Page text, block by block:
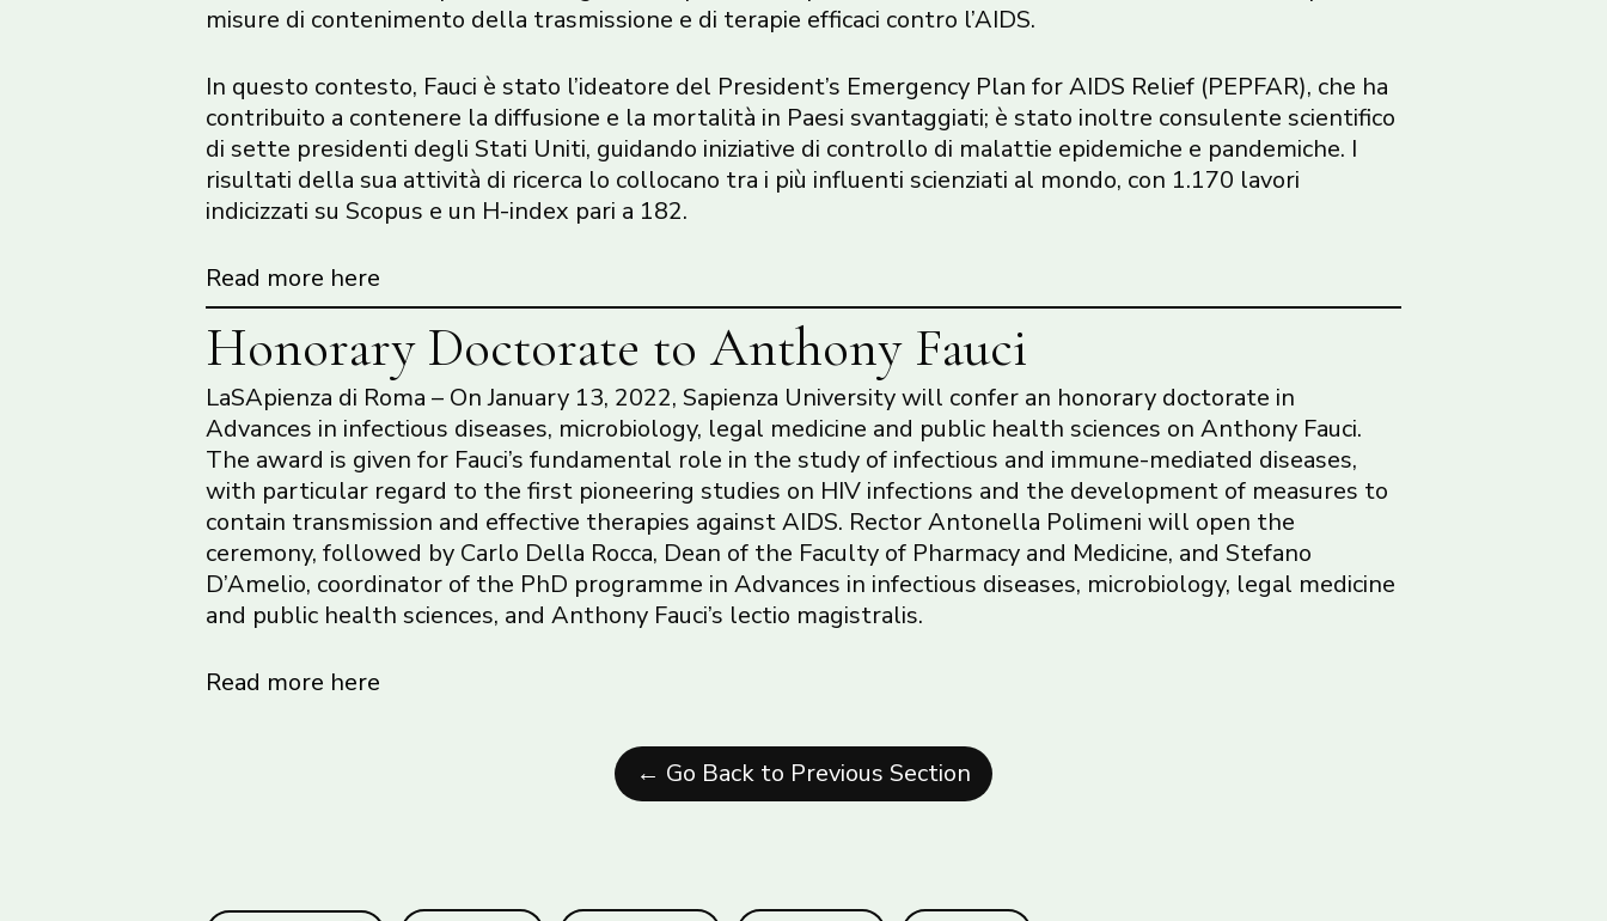
misure di contenimento della trasmissione e di terapie efficaci contro l’AIDS.
In questo contesto, Fauci è stato l’ideatore del President’s Emergency Plan for AIDS Relief (PEPFAR), che ha
contribuito a contenere la diffusione e la mortalità in Paesi svantaggiati; è stato inoltre consulente scientifico
di sette presidenti degli Stati Uniti, guidando iniziative di controllo di malattie epidemiche e pandemiche. I
risultati della sua attività di ricerca lo collocano tra i più influenti scienziati al mondo, con 1.170 lavori
indicizzati su Scopus e un H-index pari a 182.
Read more here
Honorary Doctorate to Anthony Fauci
LaSApienza di Roma – On January 13, 2022, Sapienza University will confer an honorary doctorate in
Advances in infectious diseases, microbiology, legal medicine and public health sciences on Anthony Fauci.
The award is given for Fauci’s fundamental role in the study of infectious and immune-mediated diseases,
with particular regard to the first pioneering studies on HIV infections and the development of measures to
contain transmission and effective therapies against AIDS. Rector Antonella Polimeni will open the
ceremony, followed by Carlo Della Rocca, Dean of the Faculty of Pharmacy and Medicine, and Stefano
D’Amelio, coordinator of the PhD programme in Advances in infectious diseases, microbiology, legal medicine
and public health sciences, and Anthony Fauci’s lectio magistralis.
Read more here
← Go Back to Previous Section